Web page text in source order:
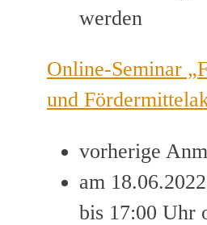
werden
Online-Seminar
und
vorherige
am
bis 17:00 Uhr